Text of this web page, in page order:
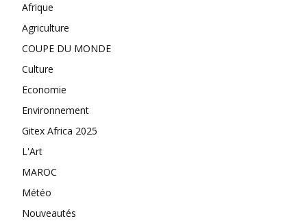
Afrique
Agriculture
COUPE DU MONDE
Culture
Economie
Environnement
Gitex Africa 2025
L'Art
MAROC
Météo
Nouveautés